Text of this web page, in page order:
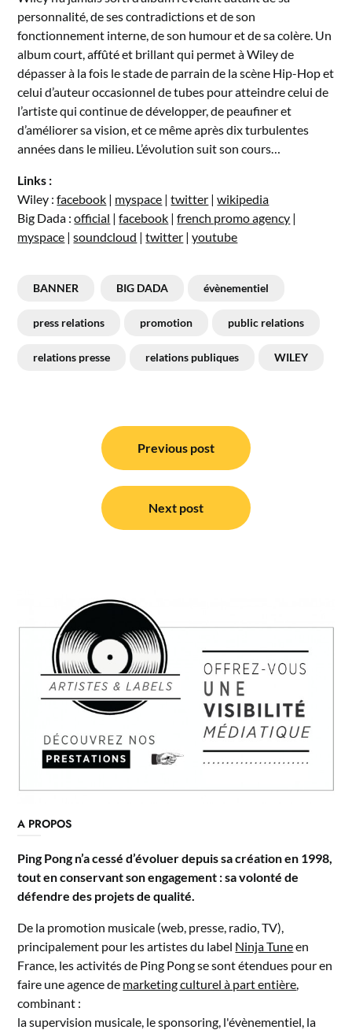
personnalité, de ses contradictions et de son
fonctionnement interne, de son humour et de sa colère. Un
album court, affûté et brillant qui permet à Wiley de
dépasser à la fois le stade de parrain de la scène Hip-Hop et
celui d’auteur occasionnel de tubes pour atteindre celui de
l’artiste qui continue de développer, de peaufiner et
d’améliorer sa vision, et ce même après dix turbulentes
années dans le milieu. L’évolution suit son cours…
Links :
Wiley :facebook | myspace | twitter |wikipedia
Big Dada :official |facebook |french promo agency |
myspace |soundcloud |twitter |youtube
BANNER BIG DADA évènementiel
press relations promotion public relations
relations presse relations publiques WILEY
Navigation
Previous post
Next post
A PROPOS
Ping Pong n’a cessé d’évoluer depuis sa création en 1998,
tout en conservant son engagement : sa volonté de
défendre des projets de qualité.
De la promotion musicale (web, presse, radio, TV),
principalement pour les artistes du label Ninja Tuneen
France, les activités de Ping Pong se sont étendues pour en
faire une agence de marketing culturel à part entière
combinant :
la supervision musicale, le sponsoring, l'évènementiel, la